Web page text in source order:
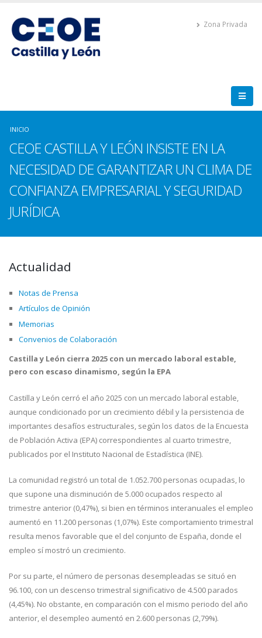
Zona Privada
INICIO
CEOE CASTILLA Y LEÓN INSISTE EN LA
NECESIDAD DE GARANTIZAR UN CLIMA DE
CONFIANZA EMPRESARIAL Y SEGURIDAD
JURÍDICA
Actualidad
Notas de Prensa
Artículos de Opinión
Memorias
Convenios de Colaboración
Castilla y León cierra 2025 con un mercado laboral estable,
pero con escaso dinamismo, según la EPA
Castilla y León cerró el año 2025 con un mercado laboral estable,
aunque condicionado por un crecimiento débil y la persistencia de
importantes desafíos estructurales, según los datos de la Encuesta
de Población Activa (EPA) correspondientes al cuarto trimestre,
publicados por el Instituto Nacional de Estadística (INE).
La comunidad registró un total de 1.052.700 personas ocupadas, lo
que supone una disminución de 5.000 ocupados respecto al
trimestre anterior (0,47%), si bien en términos interanuales el empleo
aumentó en 11.200 personas (1,07%). Este comportamiento trimestral
resulta menos favorable que el del conjunto de España, donde el
empleo sí mostró un crecimiento.
Por su parte, el número de personas desempleadas se situó en
96.100, con un descenso trimestral significativo de 4.500 parados
(4,45%). No obstante, en comparación con el mismo periodo del año
anterior, el desempleo aumentó en 2.600 personas (2,79%).